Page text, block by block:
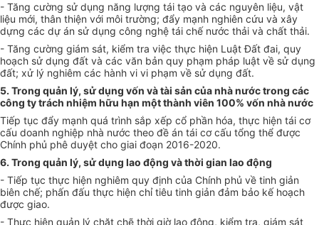
- Tăng cường sử dụng năng lượng tái tạo và các nguyên liệu, vật
liệu mới, thân thiện với môi trường; đẩy mạnh nghiên cứu và xây
dựng các dự án sử dụng công nghệ tái chế nước thải và chất thải.
- Tăng cường giám sát, kiểm tra việc thực hiện Luật Đất đai, quy
hoạch sử dụng đất và các văn bản quy phạm pháp luật về sử dụng
đất; xử lý nghiêm các hành vi vi phạm về sử dụng đất.
5. Trong quản lý, sử dụng vốn và tài sản của nhà nước trong các
công ty trách nhiệm hữu hạn một thành viên 100% vốn nhà nước
Tiếp tục đẩy mạnh quá trình sắp xếp cổ phần hóa, thực hiện tái cơ
cấu doanh nghiệp nhà nước theo đề án tái cơ cấu tổng thể được
Chính phủ phê duyệt cho giai đoạn 2016-2020.
6. Trong quản lý, sử dụng lao động và thời gian lao động
- Tiếp tục thực hiện nghiêm quy định của Chính phủ về tinh giản
biên chế; phấn đấu thực hiện chỉ tiêu tinh giản đảm bảo kế hoạch
được giao.
- Thực hiện quản lý chặt chẽ thời giờ lao động, kiểm tra, giám sát